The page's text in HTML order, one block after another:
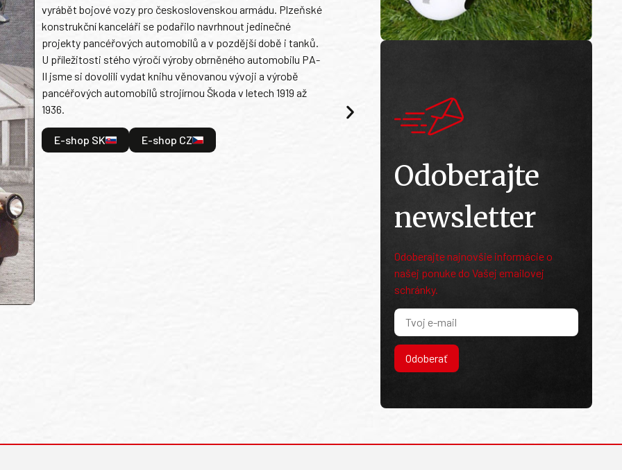
vyrábět bojové vozy pro československou armádu. Plzeňské
konstrukční kanceláři se podařilo navrhnout jedinečné
projekty pancéřových automobilů a v pozdější době i tanků.
U příležitosti stého výročí výroby obrněného automobilu PA-
II jsme si dovolili vydat knihu věnovanou vývoji a výrobě
pancéřových automobilů strojírnou Škoda v letech 1919 až
1936.
E-shop SK E-shop CZ
Odoberajte
newsletter
Odoberajte najnovšie informácie o
našej ponuke do Vašej emailovej
schránky.
Odoberať